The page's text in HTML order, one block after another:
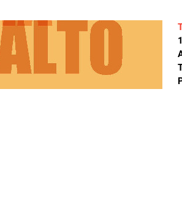
DE BUSCA